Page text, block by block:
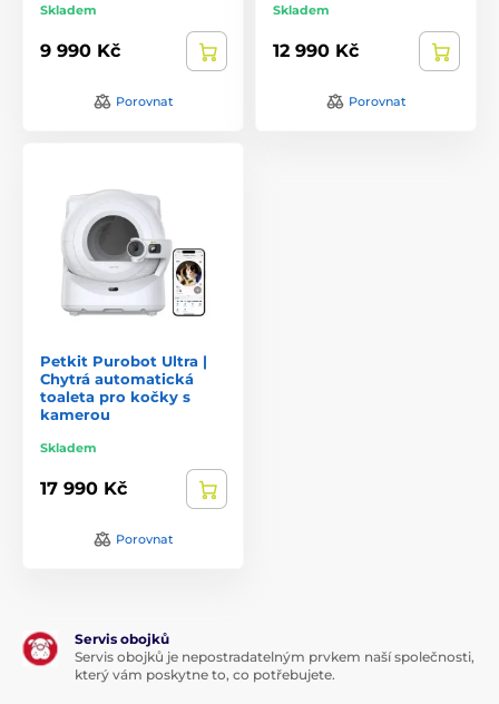
Skladem
9 990 Kč
Porovnat
Skladem
12 990 Kč
Porovnat
Petkit Purobot Ultra |
Chytrá automatická
toaleta pro kočky s
kamerou
Skladem
17 990 Kč
Porovnat
Servis obojků
Servis obojků je nepostradatelným prvkem naší společnosti,
který vám poskytne to, co potřebujete.